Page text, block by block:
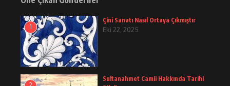
1
Çini Sanatı Nasıl Ortaya Çıkmıştır
Eki 22, 2025
Sultanahmet Camii Hakkında Tarihi